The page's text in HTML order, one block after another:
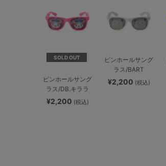
SOLD OUT
ピンホールサング
ラス/DB.キララ
¥2,200 (税込)
ピンホールサング
ラス/BART
¥2,200 (税込)